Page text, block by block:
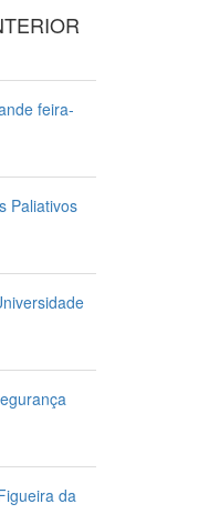
feira-
Paliativos
da